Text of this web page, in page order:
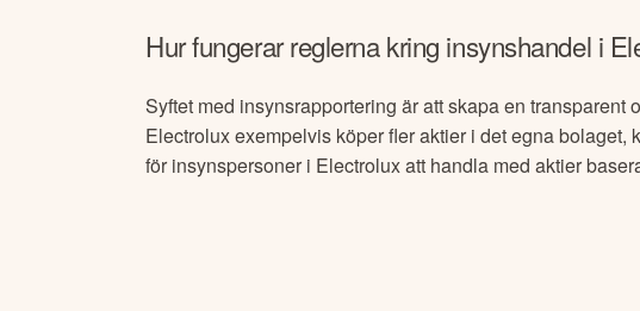
Hur fungerar reglerna kring insynshandel i
Syftet med insynsrapportering är att skapa en
Electroluxexempelvis köper fler aktier i det egna bolaget,
för insynspersoner i Electroluxatt handla med aktier